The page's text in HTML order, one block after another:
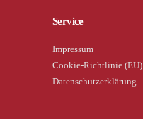
Service
Impressum
Cookie-Richtlinie (EU)
Datenschutzerklärung